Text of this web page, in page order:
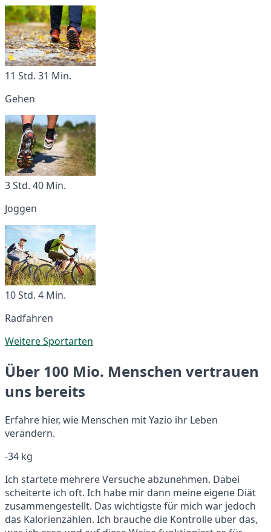
11 Std. 31 Min.
Gehen
3 Std. 40 Min.
Joggen
10 Std. 4 Min.
Radfahren
Weitere Sportarten
Über 100 Mio. Menschen vertrauen
uns bereits
Erfahre hier, wie Menschen mit Yazio ihr Leben
verändern.
-34 kg
Ich startete mehrere Versuche abzunehmen. Dabei
scheiterte ich oft. Ich habe mir dann meine eigene Diät
zusammengestellt. Das wichtigste für mich war jedoch
das Kalorienzählen. Ich brauche die Kontrolle über das,